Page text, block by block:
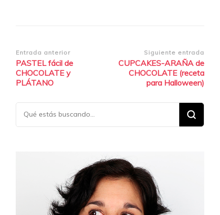
Navegación
de
entradas
Entrada anterior
PASTEL fácil de
CHOCOLATE y
PLÁTANO
Siguiente entrada
CUPCAKES-ARAÑA de
CHOCOLATE (receta
para Halloween)
¿Buscas
algo?